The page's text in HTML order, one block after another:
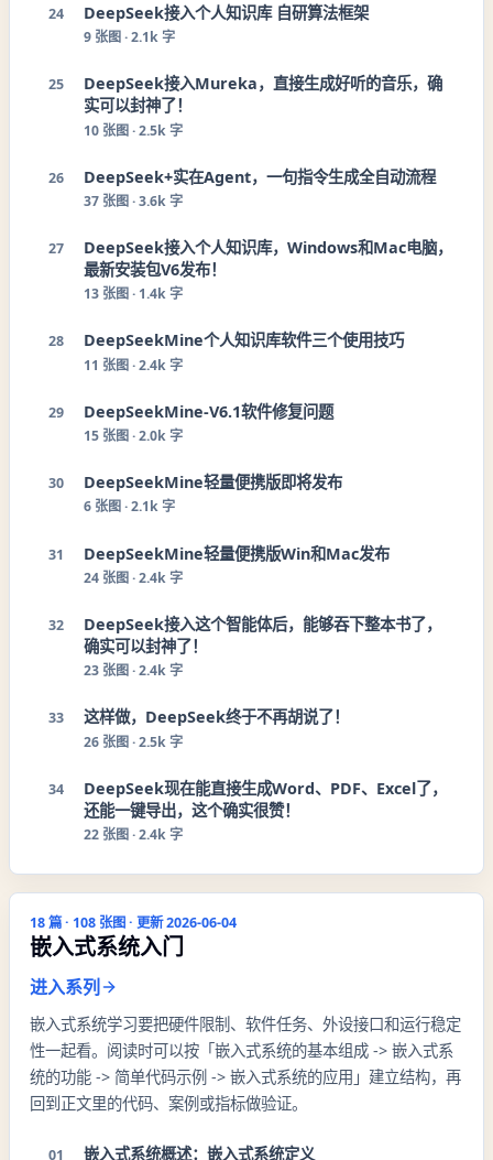
24 DeepSeek接入个人知识库 自研算法框架
9 张图 ·2.1k 字
25
DeepSeek接入Mureka，直接生成好听的音乐，确
实可以封神了！
10 张图 ·2.5k 字
26 DeepSeek+实在Agent，一句指令生成全自动流程
37 张图 ·3.6k 字
27
DeepSeek接入个人知识库，Windows和Mac电脑，
最新安装包V6发布！
13 张图 · 1.4k 字
28 DeepSeekMine个人知识库软件三个使用技巧
11 张图 ·2.4k 字
29 DeepSeekMine-V6.1软件修复问题
15 张图 ·2.0k 字
30 DeepSeekMine轻量便携版即将发布
6 张图 ·2.1k 字
31 DeepSeekMine轻量便携版Win和Mac发布
24 张图 ·2.4k 字
32
DeepSeek接入这个智能体后，能够吞下整本书了，
确实可以封神了！
23 张图 ·2.4k 字
33 这样做，DeepSeek终于不再胡说了！
26 张图 ·2.5k 字
34
DeepSeek现在能直接生成Word、PDF、Excel了，
还能一键导出，这个确实很赞！
22 张图 ·2.4k 字
18篇 · 108张图 · 更新2026-06-04
嵌入式系统入门
进入系列
嵌入式系统学习要把硬件限制、软件任务、外设接口和运行稳定
性一起看。阅读时可以按「嵌入式系统的基本组成 -> 嵌入式系
统的功能 -> 简单代码示例 -> 嵌入式系统的应用」建立结构，再
回到正文里的代码、案例或指标做验证。
01 嵌入式系统概述：嵌入式系统定义